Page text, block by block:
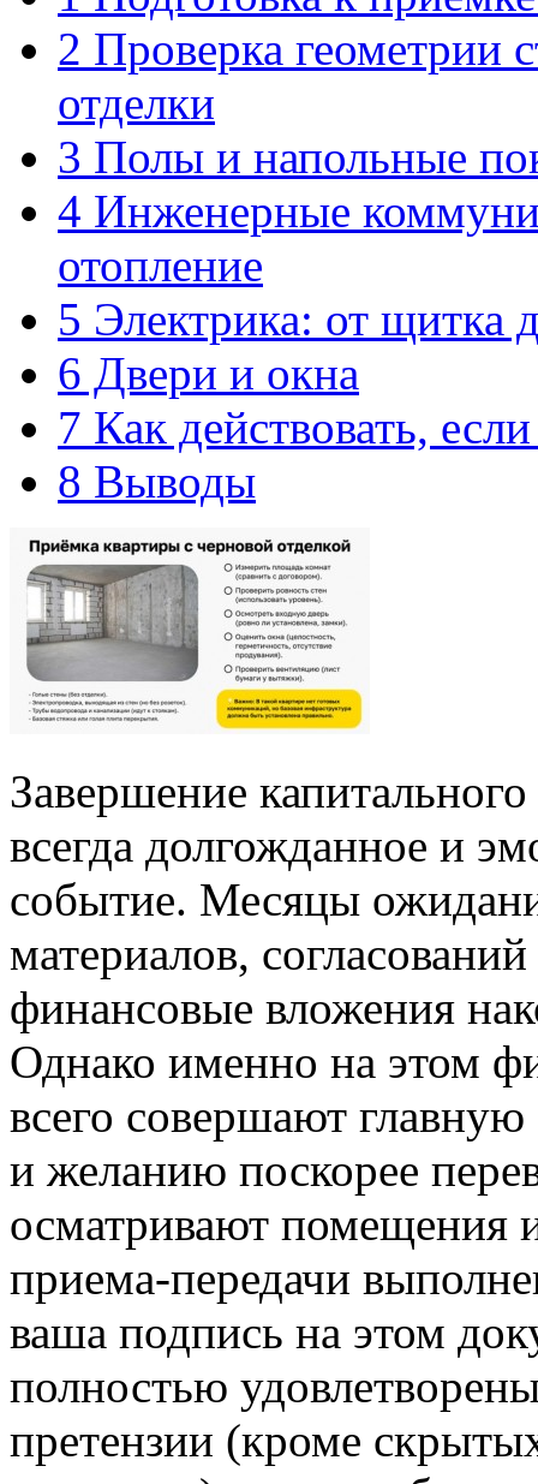
2 Проверка геометрии
отделки
3 Полы и напольные
4 Инженерные
отопление
5 Электрика: от щитка
6 Двери и окна
7 Как действовать,
8 Выводы
Завершение
всегда долгожданное и
событие. Месяцы
материалов,
финансовые вложения
Однако именно на этом
всего совершают
и желанию поскорее
осматривают помещения
приема-передачи
ваша подпись на этом
полностью
претензии (кроме